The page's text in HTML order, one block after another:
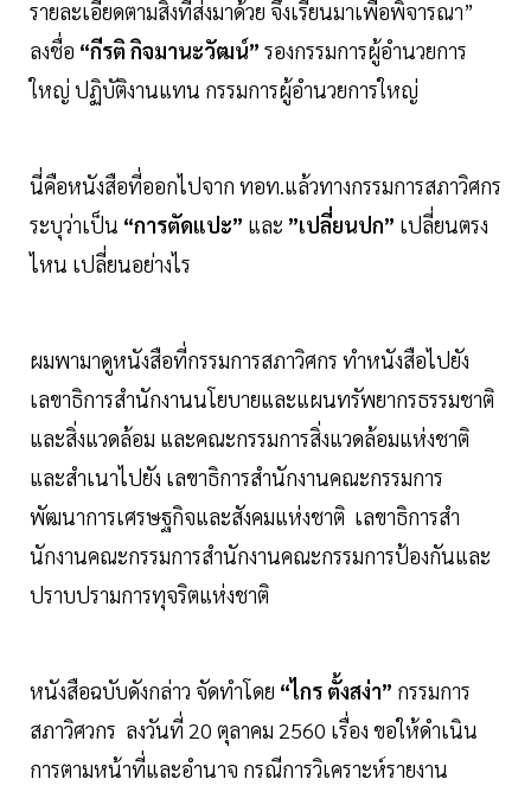
รายละเอียดตามสิ่งที่ส่งมาด้วย จึงเรียนมาเพื่อพิจารณา”
ลงชื่อ “กีรติ กิจมานะวัฒน์” รองกรรมการผู้อํานวยการ
ใหญ่ ปฏิบัติงานแทน กรรมการผู้อํานวยการใหญ่
นี่คือหนังสือที่ออกไปจาก ทอท.แล้วทางกรรมการสภาวิศกร
ระบุว่าเป็น “การตัดแปะ” และ ”เปลี่ยนปก” เปลี่ยนตรง
ไหน เปลี่ยนอย่างไร
ผมพามาดูหนังสือที่กรรมการสภาวิศกร ทำหนังสือไปยัง
เลขาธิการสํานักงานนโยบายและแผนทรัพยากรธรรมชาติ
และสิ่งแวดล้อม และคณะกรรมการสิ่งแวดล้อมแห่งชาติ
และสำเนาไปยัง เลขาธิการสํานักงานคณะกรรมการ
พัฒนาการเศรษฐกิจและสังคมแห่งชาติ เลขาธิการสํา
นักงานคณะกรรมการสํานักงานคณะกรรมการป้องกันและ
ปราบปรามการทุจริตแห่งชาติ
หนังสือฉบับดังกล่าว จัดทำโดย “ไกร ตั้งสง่า” กรรมการ
สภาวิศวกร ลงวันที่ 20 ตุลาคม 2560 เรื่อง ขอให้ดําเนิน
การตามหน้าที่และอํานาจ กรณีการวิเคราะห์รายงาน